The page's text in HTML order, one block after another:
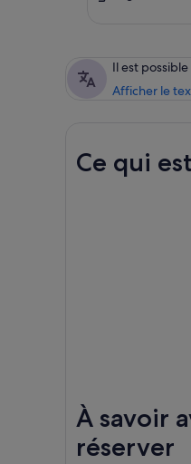
Il est
Afficher le
Ce qui
À savoir
réserver